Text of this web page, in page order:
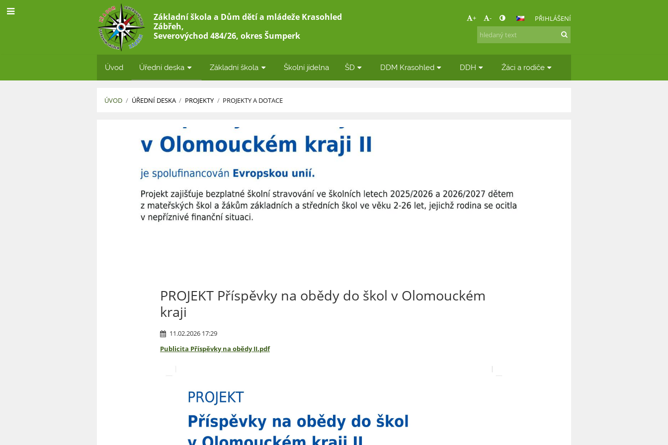
Základní škola a Dům dětí a mládeže Krasohled
Zábřeh,
Severovýchod 484/26, okres Šumperk
+ - PŘIHLÁŠENÍ
Úvod Úřední deska Základní škola Školní jídelna ŠD DDM Krasohled DDH Žáci a rodiče
ÚVOD / ÚŘEDNÍ DESKA / PROJEKTY / PROJEKTY A DOTACE
dotace
PROJEKT Příspěvky na obědy do škol v Olomouckém
kraji
11.02.2026 17:29
Publicita Příspěvky na obědy II.pdf